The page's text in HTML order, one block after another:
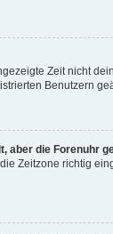
Zeit nicht
Benutzern
aber die Forenuhr
Zeitzone richtig